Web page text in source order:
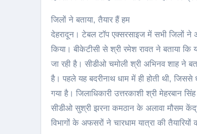
जिलों ने बताया, तैयार हैं हम
देहरादून। टेबल टॉप एक्सरसाइज में सभी जिलों ने
किया। बीकेटीसी से श्री रमेश रावत ने बताया
जा रही है। सीडीओ चमोली श्री अभिनव शाह ने
है। पहले यह बदरीनाथ धाम में ही होती थी, जिससे
गया है। जिलाधिकारी उत्तरकाशी श्री मेहरबान
सीडीओ सुश्री झरना कमठान के अलावा मौसम
विभागों के अफसरों ने चारधाम यात्रा की